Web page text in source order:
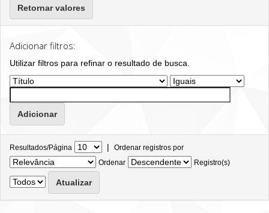
Retornar valores
Adicionar filtros:
Utilizar filtros para refinar o resultado de busca.
Resultados/Página | Ordenar registros por
Ordenar
Registro(s)